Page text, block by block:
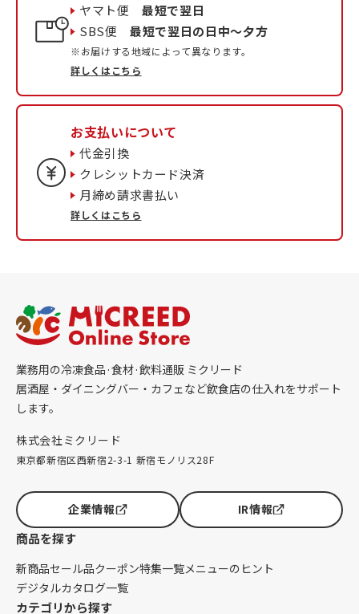
ヤマト便最短で翌日
SBS便最短で翌日の日中〜夕方
※お届けする地域によって異なります。
詳しくはこちら
お支払いについて
代金引換
クレシットカード決済
月締め請求書払い
詳しくはこちら
業務用の冷凍食品·食材·飲料通販 ミクリード
居酒屋・ダイニングバー・カフェなど飲食店の仕入れをサポート
します。
株式会社ミクリード
東京都新宿区西新宿2-3-1 新宿モノリス28F
企業情報 IR情報
商品を探す
新商品セール品クーポン特集一覧メニューのヒント
デジタルカタログ一覧
カテゴリから探す